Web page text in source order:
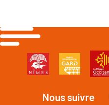
Nous suivre